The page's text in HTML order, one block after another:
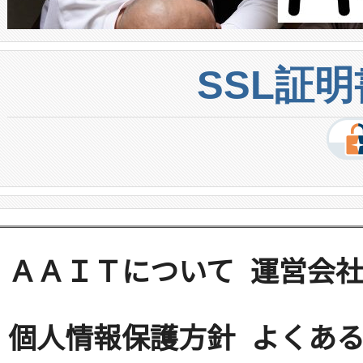
SSL証
ＡＡＩＴについて 運営会社
個人情報保護方針 よくあ